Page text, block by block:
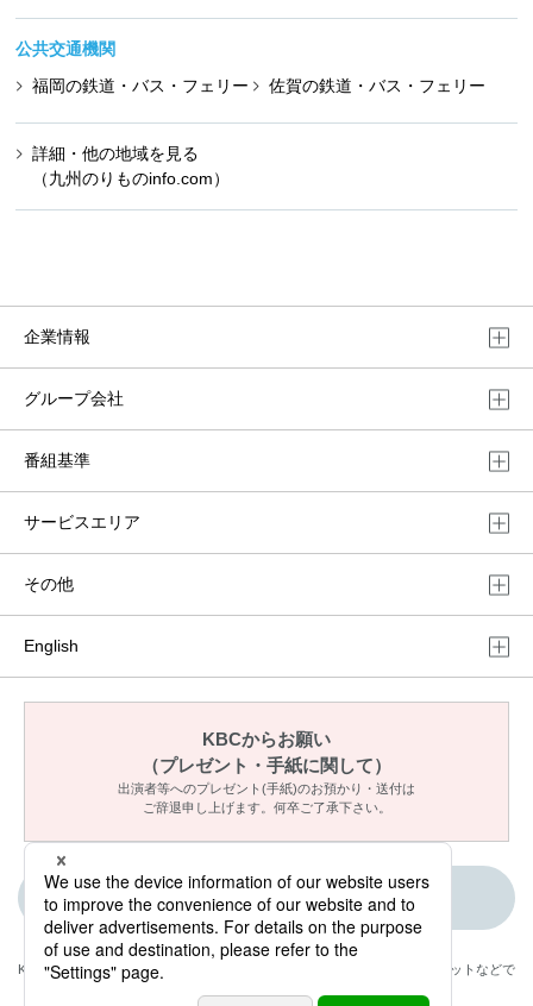
公共交通機関
福岡の鉄道・バス・フェリー
佐賀の鉄道・バス・フェリー
詳細・他の地域を見る
（九州のりものinfo.com）
企業情報
グループ会社
番組基準
サービスエリア
その他
English
KBCからお願い
（プレゼント・手紙に関して）
出演者等へのプレゼント(手紙)のお預かり・送付は
ご辞退申し上げます。何卒ご了承下さい。
ご意見・メッセージ
KBCが取材・撮影した情報・映像は国内外のテレビ・ラジオ・インターネットなどで